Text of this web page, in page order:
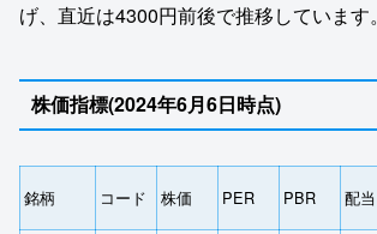
げ、直近は4300円前後で推移しています。
株価指標(2024年6月6日時点)
銘柄 コード 株価 PER PBR 配当